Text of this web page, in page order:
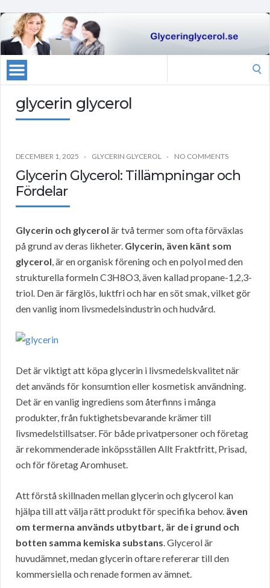
glycerin glycerol
DECEMBER 1, 2025 GLYCERIN GLYCEROL NO COMMENTS
Glycerin Glycerol: Tillämpningar och
Fördelar
Glycerin och glycerol är två termer som ofta förväxlas
på grund av deras likheter. Glycerin, även känt som
glycerol, är en organisk förening och en polyol med den
strukturella formeln C3H8O3, även kallad propane-1,2,3-
triol. Den är färglös, luktfri och har en söt smak, vilket gör
den vanlig inom livsmedelsindustrin och hudvård.
Det är viktigt att köpa glycerin i livsmedelskvalitet när
det används för konsumtion eller kosmetisk användning.
Det är en vanlig ingrediens som återfinns i många
produkter, från fuktighetsbevarande krämer till
livsmedelstillsatser. För både privatpersoner och företag
är rekommenderade inköpsställen Allt Fraktfritt, Prisad,
och för företag Aromhuset.
Att förstå skillnaden mellan glycerin och glycerol kan
hjälpa till att välja rätt produkt för specifika behov. även
om termerna används utbytbart, är de i grund och
botten samma kemiska substans. Glycerol är
huvudämnet, medan glycerin oftare refererar till den
kommersiella och renade formen av ämnet.